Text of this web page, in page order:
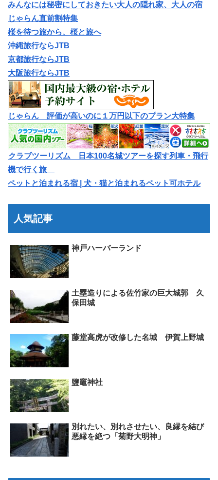
みんなには秘密にしておきたい大人の隠れ家、大人の宿
じゃらん直前割特集
桜を待つ旅から、桜と旅へ
沖縄旅行ならJTB
京都旅行ならJTB
大阪旅行ならJTB
じゃらん 評価が高いのに１万円以下のプラン大特集
クラブツーリズム 日本100名城ツアーを探す列車・飛行
機で行く旅
ペットと泊まれる宿 | 犬・猫と泊まれるペット可ホテル
人気記事
神戸ハーバーランド
土塁造りによる佐竹家の巨大城郭 久
保田城
藤堂高虎が改修した名城 伊賀上野城
鹽竈神社
別れたい、別れさせたい、良縁を結び
悪縁を絶つ「菊野大明神」